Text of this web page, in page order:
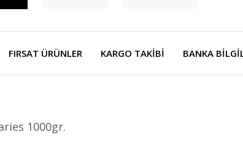
FIRSAT ÜRÜNLER KARGO TAKİBİ BANKA
1000gr.